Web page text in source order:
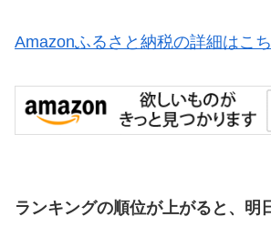
Amazonふるさと納税の詳細はこ
ランキングの順位が上がると、明